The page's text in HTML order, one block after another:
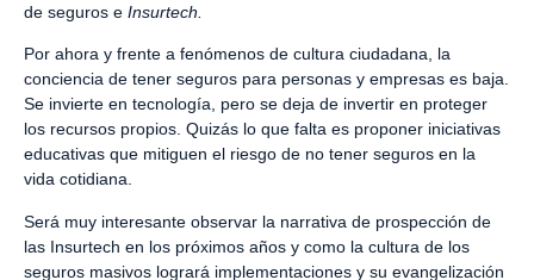
de seguros e Insurtech.
Por ahora y frente a fenómenos de cultura ciudadana, la
conciencia de tener seguros para personas y empresas es baja.
Se invierte en tecnología, pero se deja de invertir en proteger
los recursos propios. Quizás lo que falta es proponer iniciativas
educativas que mitiguen el riesgo de no tener seguros en la
vida cotidiana.
Será muy interesante observar la narrativa de prospección de
las Insurtech en los próximos años y como la cultura de los
seguros masivos logrará implementaciones y su evangelización